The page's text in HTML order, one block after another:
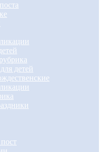
детей